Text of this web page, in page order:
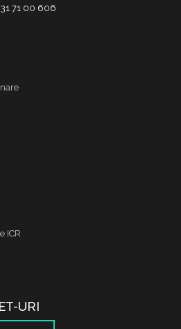
71 00 606
ICR
URI